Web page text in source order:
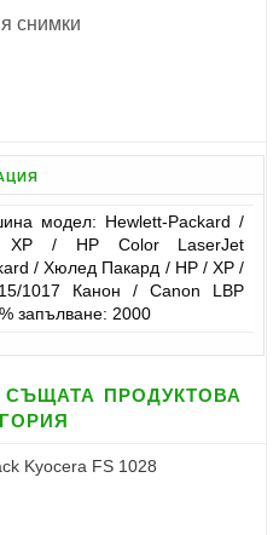
снимки
модел: Hewlett-Packard /
/ HP Color LaserJet
/ Хюлед Пакард / НР / ХР /
1017 Канон / Canon LBP
запълване: 2000
продуктова
Kyocera FS 1028